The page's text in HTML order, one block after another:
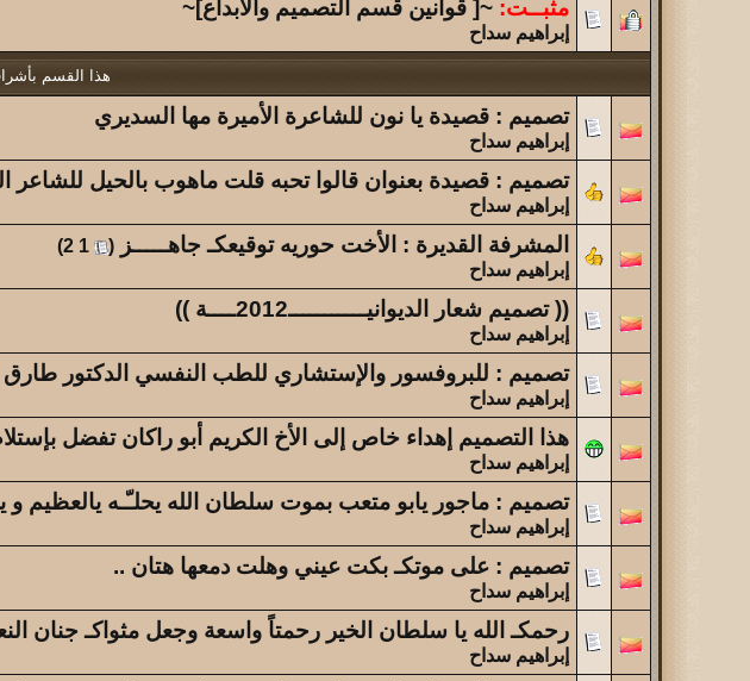
فقدتك ...
كاتب
آخر عشرة أخبار عن أهالي القاريه ولحيفه
مثبــت: ~[ قوانين قسم التصميم والابداع]~
إبراهيم سداح
هذا القسم
تصميم : قصيدة يا نون للشاعرة الأميرة مها السديري
إبراهيم سداح
تصميم : قصيدة بعنوان قالوا تحبه قلت ماهوب بالحيل للشاعر
إبراهيم سداح
المشرفة القديرة : الأخت حوريه توقيعكـ جاهـــــز ‏
(
1
2
)
إبراهيم سداح
(( تصميم شعار الديوانيـــــــــــ2012ــــة ))
إبراهيم سداح
تصميم : للبروفسور والإستشاري للطب النفسي الدكتور طارق
إبراهيم سداح
هذا التصميم إهداء خاص إلى الأخ الكريم أبو راكان تفضل
إبراهيم سداح
تصميم : ماجور يابو متعب بموت سلطان الله يحلـّـه يالعظيم و
إبراهيم سداح
تصميم : على موتكـ بكت عيني وهلت دمعها هتان ..
إبراهيم سداح
رحمكـ الله يا سلطان الخير رحمتاً واسعة وجعل مثواكـ جنان
إبراهيم سداح